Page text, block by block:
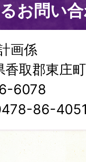
お問い
画係
取郡東庄
6078
86-